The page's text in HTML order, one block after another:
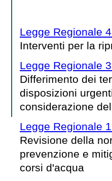
Legge Regionale
Interventi per la
Legge Regionale
Differimento dei
disposizioni
considerazione
Legge Regionale
Revisione della
prevenzione e
corsi d'acqua